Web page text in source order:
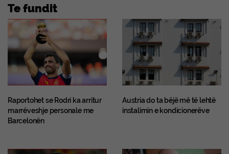
Te fundit
Raportohet se Rodri ka arritur
marrëveshje personale me
Barcelonën
Austria do ta bëjë më të lehtë
instalimin e kondicionerëve